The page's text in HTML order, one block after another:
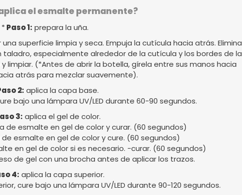
el esmalte permanente?
*Paso 1: prepara la uña.
superficie limpia y seca. Empuja la cutícula hacia atrás. Elimina
taladro, especialmente alrededor de la cutícula y los bordes de la
limpiar. (*Antes de abrir la botella, gírela entre sus manos hacia
atrás para mezclar suavemente).
2: aplica la capa base.
bajo una lámpara UV/LED durante 60-90 segundos.
3: aplica el gel de color.
de esmalte en gel de color y curar. (60 segundos)
esmalte en gel de color y cure. (60 segundos)
en gel de color si es necesario. -curar. (60 segundos)
de gel con una brocha antes de aplicar los trazos.
4: aplica la capa superior.
cure bajo una lámpara UV/LED durante 90-120 segundos.